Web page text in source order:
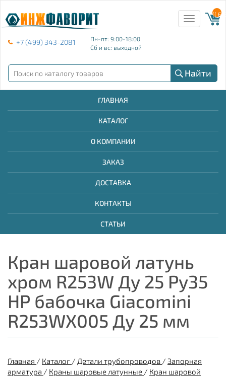
+7 (499) 343-2081
Пн-пт: 9:00-18:00
Сб и вс: выходной
Toggle
navigation
{{
Найти
ГЛАВНАЯ
КАТАЛОГ
О КОМПАНИИ
ЗАКАЗ
ДОСТАВКА
КОНТАКТЫ
СТАТЬИ
Кран шаровой латунь
хром R253W Ду 25 Ру35
НР бабочка Giacomini
R253WX005 Ду 25 мм
Главная / Каталог / Детали трубопроводов / Запорная
арматура / Краны шаровые латунные / Кран шаровой